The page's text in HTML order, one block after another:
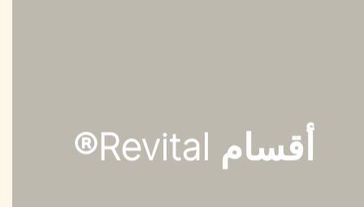
أقسام Revital®